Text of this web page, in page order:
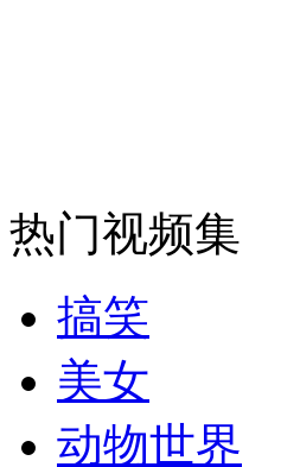
司机酒驾遇交警 急速倒车逃窜
热门视频集
搞笑
美女
动物世界